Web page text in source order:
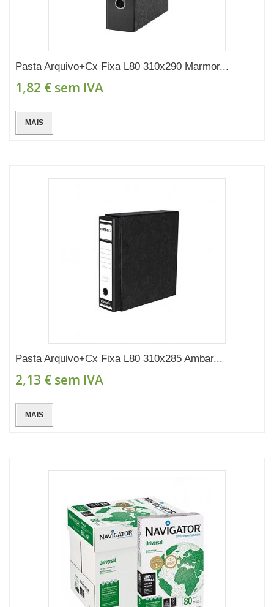
Pasta Arquivo+Cx Fixa L80 310x290 Marmor...
1,82 € sem IVA
MAIS
Pasta Arquivo+Cx Fixa L80 310x285 Ambar...
2,13 € sem IVA
MAIS